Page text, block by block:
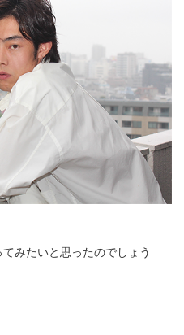
みたいと思ったのでしょう